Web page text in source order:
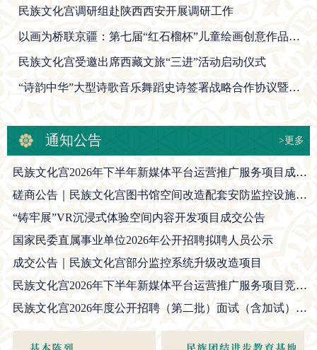
民族文化宫调研组赴陕西西安开展调研工作
以画为桥联京疆：第七届“红石榴杯”儿童绘画创意作品征集活动优秀作品颁奖仪式暨画展开幕式在民族文化宫举办
民族文化宫受邀出席西藏文旅“三进”活动启动仪式
“诗韵中华”大型诗歌音乐舞蹈史诗签署战略合作协议暨北京首演十周年座谈会在京圆满举办
通知公告 >更多
民族文化宫2026年下半年新媒体平台运营推广服务项目成交公告
磋商公告｜民族文化宫图书馆空间改造配套安防监控设施完善项目
“铸牢展”VR沉浸式体验空间内容开发项目成交公告
国家民委直属事业单位2026年公开招聘拟聘人员公示
成交公告｜民族文化宫部分监控系统升级改造项目
民族文化宫2026年下半年新媒体平台运营推广服务项目竞争性磋商公告
民族文化宫2026年度公开招聘（第二批）面试（含加试）公告